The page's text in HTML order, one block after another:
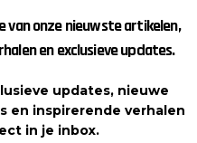
van onze nieuwste artikelen,
en exclusieve updates.
updates, nieuwe
en inspirerende verhalen
in je inbox.